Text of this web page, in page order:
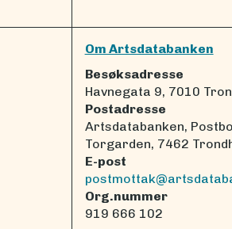
Om Artsdatabanken
Besøksadresse
Havnegata 9, 7010
Postadresse
Artsdatabanken,
Torgarden, 7462
E-post
Org.nummer
919 666 102